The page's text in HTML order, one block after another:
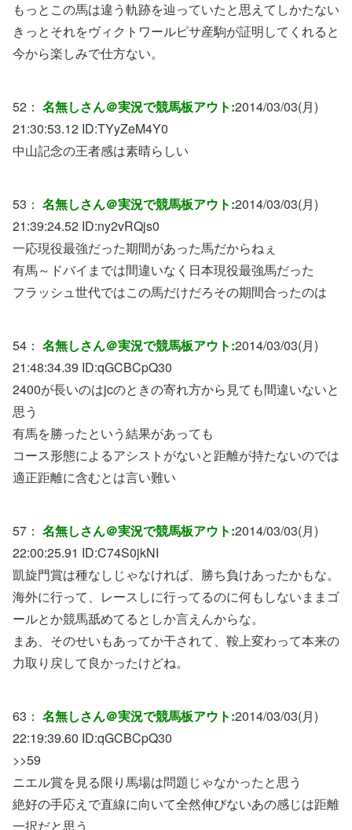
もっとこの馬は違う軌跡を辿っていたと思えてしかたない
きっとそれをヴィクトワールピサ産駒が証明してくれると
今から楽しみで仕方ない。
52： 名無しさん＠実況で競馬板アウト:2014/03/03(月)
21:30:53.12 ID:TYyZeM4Y0
中山記念の王者感は素晴らしい
53： 名無しさん＠実況で競馬板アウト:2014/03/03(月)
21:39:24.52 ID:ny2vRQjs0
一応現役最強だった期間があった馬だからねぇ
有馬～ドバイまでは間違いなく日本現役最強馬だった
フラッシュ世代ではこの馬だけだろその期間合ったのは
54： 名無しさん＠実況で競馬板アウト:2014/03/03(月)
21:48:34.39 ID:qGCBCpQ30
2400が長いのはjcのときの寄れ方から見ても間違いないと
思う
有馬を勝ったという結果があっても
コース形態によるアシストがないと距離が持たないのでは
適正距離に含むとは言い難い
57： 名無しさん＠実況で競馬板アウト:2014/03/03(月)
22:00:25.91 ID:C74S0jkNI
凱旋門賞は種なしじゃなければ、勝ち負けあったかもな。
海外に行って、レースしに行ってるのに何もしないままゴ
ールとか競馬舐めてるとしか言えんからな。
まあ、そのせいもあってか干されて、鞍上変わって本来の
力取り戻して良かったけどね。
63： 名無しさん＠実況で競馬板アウト:2014/03/03(月)
22:19:39.60 ID:qGCBCpQ30
>>59
ニエル賞を見る限り馬場は問題じゃなかったと思う
絶好の手応えで直線に向いて全然伸びないあの感じは距離
一択だと思う